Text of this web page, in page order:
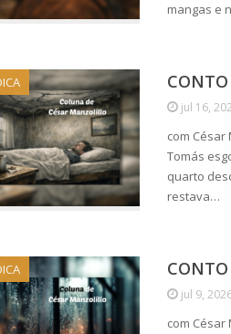
mangas e
jul 16,
com César
Tomás
quarto
restava…
jul 9,
com